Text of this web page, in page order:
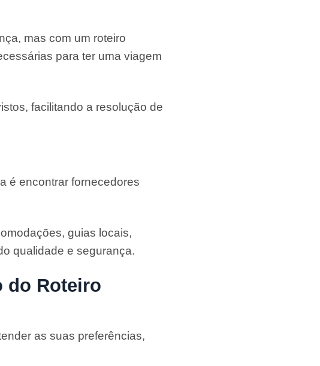
mas com um roteiro
para ter uma viagem
facilitando a resolução de
é encontrar fornecedores
guias locais,
qualidade e segurança.
do Roteiro
as suas preferências,